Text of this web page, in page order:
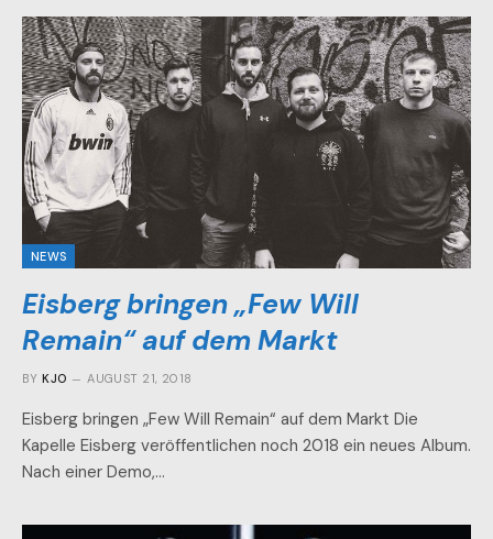
NEWS
Eisberg bringen „Few Will
Remain“ auf dem Markt
BY KJO AUGUST 21, 2018
Eisberg bringen „Few Will Remain“ auf dem Markt Die
Kapelle Eisberg veröffentlichen noch 2018 ein neues Album.
Nach einer Demo,…